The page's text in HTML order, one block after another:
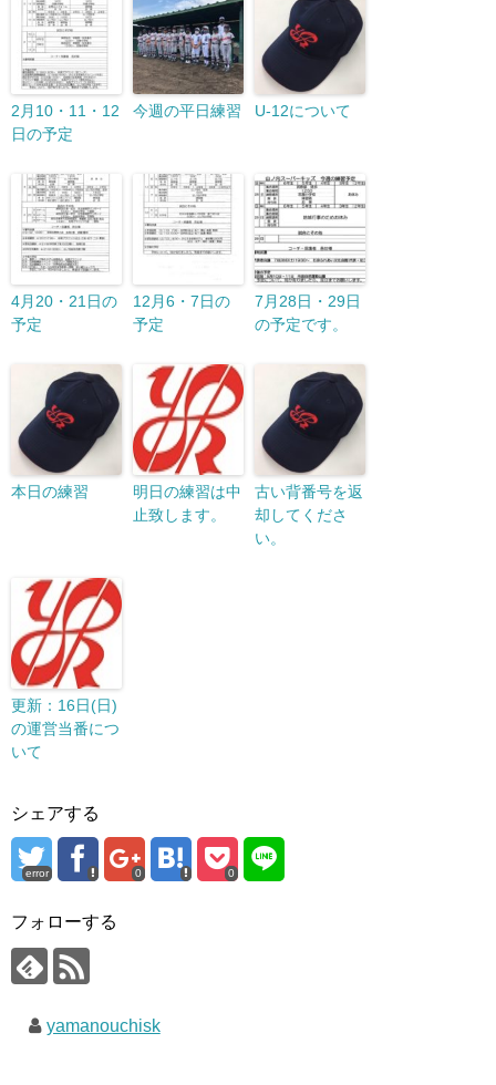
2月10・11・12
日の予定
今週の平日練習 U-12について
4月20・21日の
予定
12月6・7日の
予定
7月28日・29日
の予定です。
本日の練習
明日の練習は中
止致します。
古い背番号を返
却してくださ
い。
更新：16日(日)
の運営当番につ
いて
シェアする
error 0 0
フォローする
yamanouchisk